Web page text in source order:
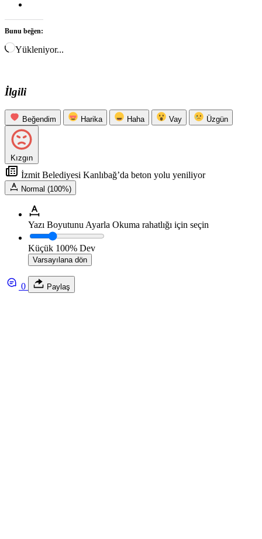
Bunu beğen:
Yükleniyor...
İlgili
Beğendim Harika Haha Vay Üzgün
Kızgın
İzmit Belediyesi Kanlıbağ’da beton yolu yeniliyor
Normal (100%)
Yazı Boyutunu Ayarla Okuma rahatlığı için seçin
Küçük 100% Dev
Varsayılana dön
0 Paylaş